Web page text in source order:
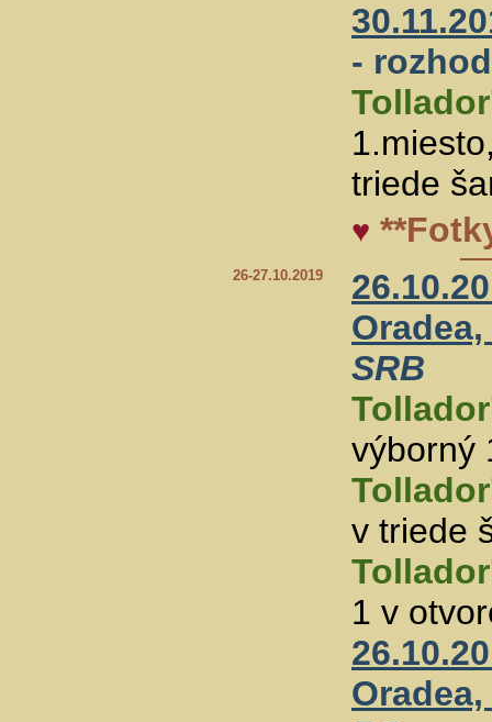
-
triede
♥
26-27.10.2019
Oradea,
SRB
výborný
v triede
1 v
Oradea,